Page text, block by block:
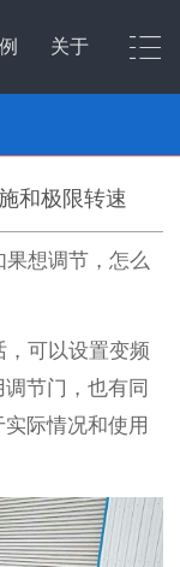
关于
和极限转速
果想调节，怎么
可以设置变频
节门，也有同
际情况和使用